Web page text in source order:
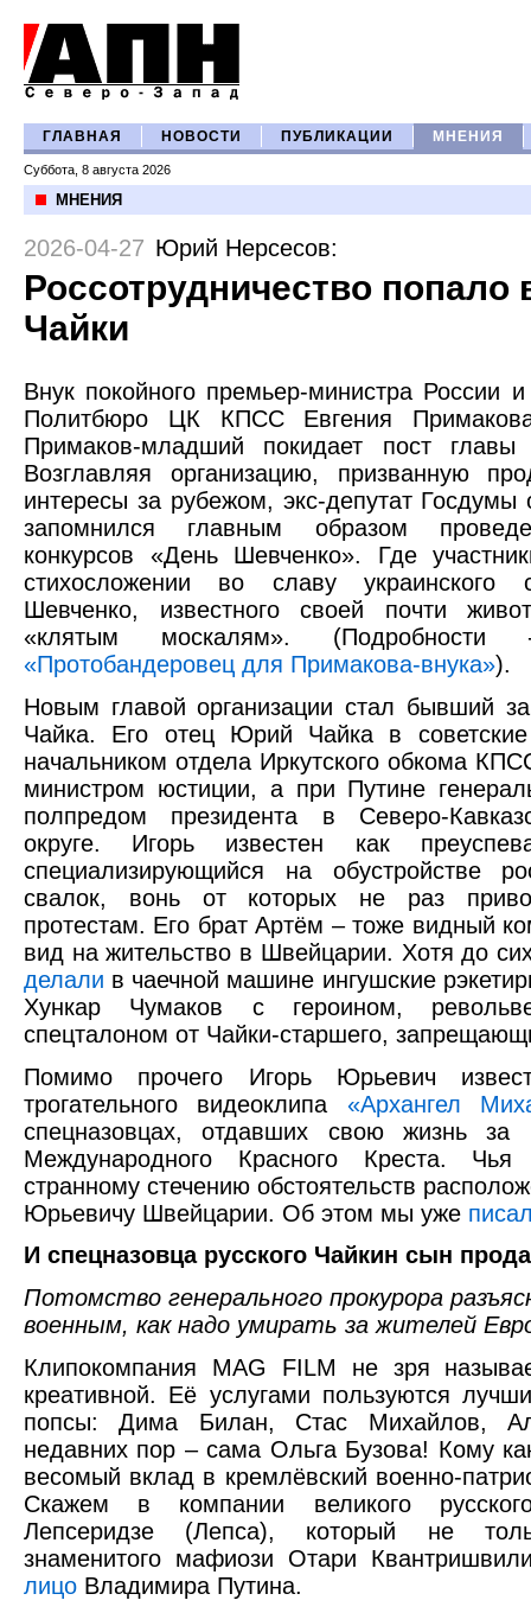
ГЛАВНАЯ НОВОСТИ ПУБЛИКАЦИИ МНЕНИЯ
Суббота, 8 августа 2026
МНЕНИЯ
2026-04-27 Юрий Нерсесов:
Россотрудничество попало
Чайки
Внук покойного премьер-министра России
Политбюро ЦК КПСС Евгения
Примаков-младший покидает пост главы
Возглавляя организацию, призванную
интересы за рубежом, экс-депутат Госдумы
запомнился главным образом
конкурсов «День Шевченко». Где
стихосложении во славу украинского
Шевченко, известного своей почти
«клятым москалям».
«Протобандеровец для Примакова-внука»).
Новым главой организации стал бывший
Чайка. Его отец Юрий Чайка в
начальником отдела Иркутского обкома
министром юстиции, а при Путине
полпредом президента в Северо-
округе. Игорь известен как
специализирующийся на обустройстве
свалок, вонь от которых не раз
протестам. Его брат Артём – тоже видный
вид на жительство в Швейцарии. Хотя до
делали в чаечной машине ингушские
Хункар Чумаков с героином,
спецталоном от Чайки-старшего,
Помимо прочего Игорь Юрьевич
трогательного видеоклипа «Архангел
спецназовцах, отдавших свою жизнь за
Международного Красного Креста. Чья
странному стечению обстоятельств
Юрьевичу Швейцарии. Об этом мы уже
И спецназовца русского Чайкин сын
Потомство генерального прокурора
военным, как надо умирать за жителей
Клипокомпания MAG FILM не зря
креативной. Её услугами пользуются
попсы: Дима Билан, Стас Михайлов,
недавних пор – сама Ольга Бузова! Кому
весомый вклад в кремлёвский военно-
Скажем в компании великого
Лепсеридзе (Лепса), который не
знаменитого мафиози Отари
лицо Владимира Путина.